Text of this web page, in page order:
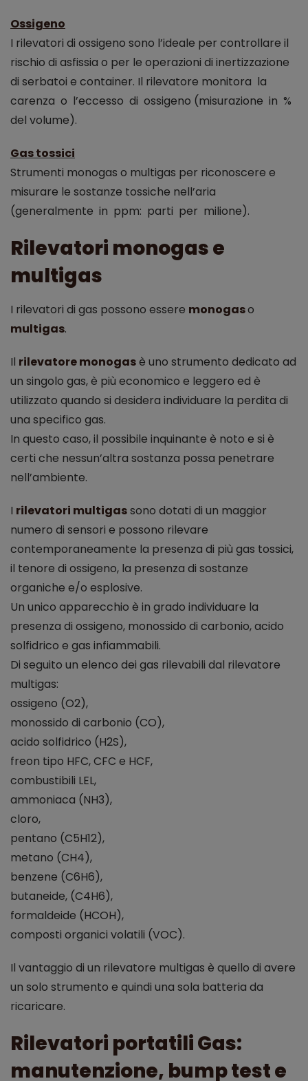
Ossigeno
I rilevatori di ossigeno sono l’ideale per controllare il
rischio di asfissia o per le operazioni di inertizzazione
di serbatoi e container. Il rilevatore monitora la
carenza o l’eccesso di ossigeno (misurazione in %
del volume).
Gas tossici
Strumenti monogas o multigas per riconoscere e
misurare le sostanze tossiche nell’aria
(generalmente in ppm: parti per milione).
Rilevatori monogas e
multigas
I rilevatori di gas possono essere monogaso
multigas.
Il rilevatore monogasè uno strumento dedicato ad
un singolo gas, è più economico e leggero ed è
utilizzato quando si desidera individuare la perdita di
una specifico gas.
In questo caso, il possibile inquinante è noto e si è
certi che nessun’altra sostanza possa penetrare
nell’ambiente.
I rilevatori multigassono dotati di un maggior
numero di sensori e possono rilevare
contemporaneamente la presenza di più gas tossici,
il tenore di ossigeno, la presenza di sostanze
organiche e/o esplosive.
Un unico apparecchio è in grado individuare la
presenza di ossigeno, monossido di carbonio, acido
solfidrico e gas infiammabili.
Di seguito un elenco dei gas rilevabili dal rilevatore
multigas:
ossigeno (O2),
monossido di carbonio (CO),
acido solfidrico (H2S),
freon tipo HFC, CFC e HCF,
combustibili LEL,
ammoniaca (NH3),
cloro,
pentano (C5H12),
metano (CH4),
benzene (C6H6),
butaneide, (C4H6),
formaldeide (HCOH),
composti organici volatili (VOC).
Il vantaggio di un rilevatore multigas è quello di avere
un solo strumento e quindi una sola batteria da
ricaricare.
Rilevatori portatili Gas:
manutenzione, bump test e